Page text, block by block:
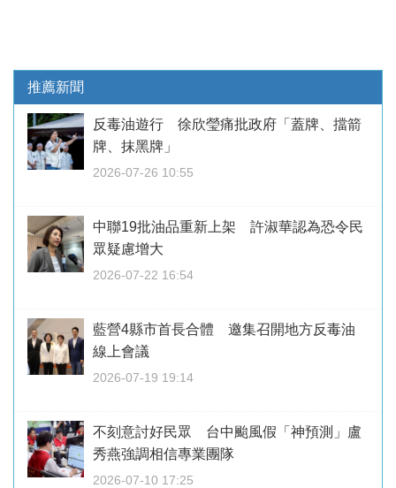
推薦新聞
反毒油遊行 徐欣瑩痛批政府「蓋牌、擋箭
牌、抹黑牌」
2026-07-26 10:55
中聯19批油品重新上架 許淑華認為恐令民
眾疑慮增大
2026-07-22 16:54
藍營4縣市首長合體 邀集召開地方反毒油
線上會議
2026-07-19 19:14
不刻意討好民眾 台中颱風假「神預測」盧
秀燕強調相信專業團隊
2026-07-10 17:25